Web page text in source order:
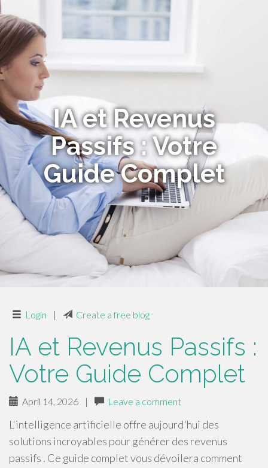
IA et Revenus
Passifs : Votre
Guide Complet
Login | Create a free blog
IA et Revenus Passifs :
Votre Guide Complet
April 14, 2026 | Leave a comment
L'intelligence artificielle offre aujourd'hui des
solutions incroyables pour générer des revenus
passifs . Ce guide complet vous dévoilera comment